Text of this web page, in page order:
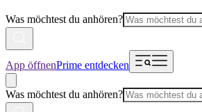
Was möchtest du anhören?
App öffnenPrime entdecken
Was möchtest du anhören?